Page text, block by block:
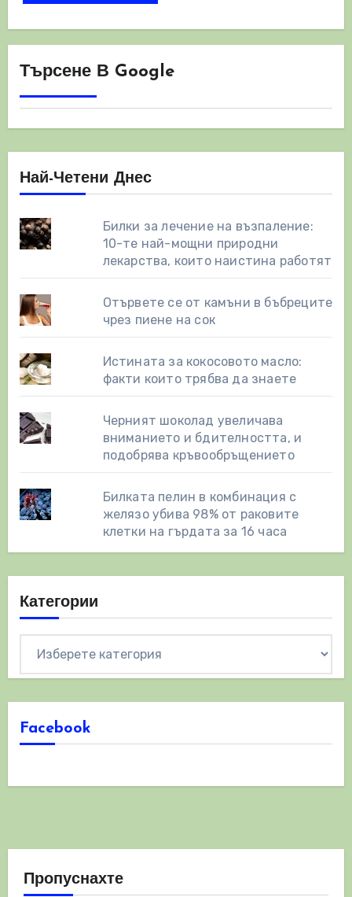
Търсене В Google
Най-Четени Днес
Билки за лечение на възпаление:
10-те най-мощни природни
лекарства, които наистина работят
Отървете се от камъни в бъбреците
чрез пиене на сок
Истината за кокосовото масло:
факти които трябва да знаете
Черният шоколад увеличава
вниманието и бдителността, и
подобрява кръвообръщението
Билката пелин в комбинация с
желязо убива 98% от раковите
клетки на гърдата за 16 часа
Категории
Facebook
Пропуснахте